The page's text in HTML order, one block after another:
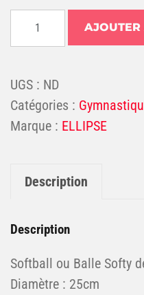
quantité de SOFTBALL
UGS : ND
Catégories :
ELLIPSE
Description
Description
Softball ou Balle Softy
Diamètre : 25cm